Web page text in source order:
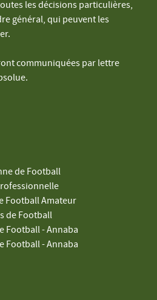
les décisions particulières,
général, qui peuvent les
communiquées par lettre
de Football
Football Amateur
de Football
Football - Annaba
Football - Annaba